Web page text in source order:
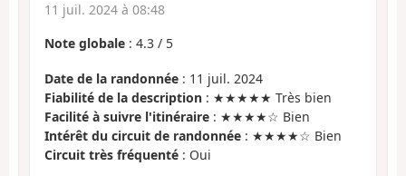
11 juil. 2024 à 08:48
Note globale : 4.3 / 5
Date de la randonnée : 11 juil. 2024
Fiabilité de la description : ★★★★★ Très bien
Facilité à suivre l'itinéraire : ★★★★☆ Bien
Intérêt du circuit de randonnée : ★★★★☆ Bien
Circuit très fréquenté : Oui